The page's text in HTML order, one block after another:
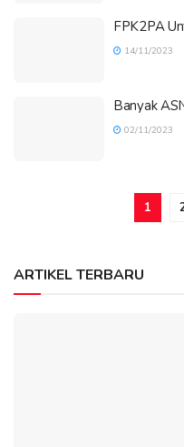
FPK2PA
14/11/2023
Banyak
02/11/2023
1
ARTIKEL TERBARU